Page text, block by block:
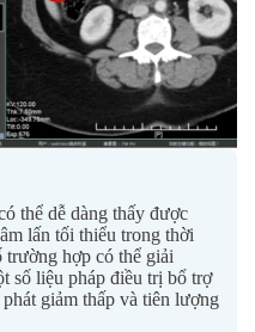
thể dễ dàng thấy được
lấn tối thiểu trong thời
trường hợp có thể giải
số liệu pháp điều trị bổ trợ
giảm thấp và tiên lượng